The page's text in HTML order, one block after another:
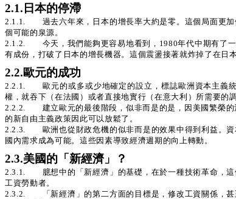
2.1.日本的停滯
2.1.1. 過去六年來，日本的增長率大約是零。這個局面更加
個可能的泉源。
2.1.2. 今天，我們能夠更容易地看到，1980年代中期有了一
有成份，打破了日本的增長機器。這個震盪接著就炸掉了在日
2.2.歐元的成功
2.2.1. 歐元的或多或少地確定的設立，標誌歐洲資本主義統
權，就吞下（在法國）或者直接地實行（在意大利）所需要的
2.2.2. 建立歐元的最後階段，似非而是的是，因美國繁榮的
的新自由主義政策因此可以放鬆了。
2.2.3. 歐洲也從財政危機的似非而是的效果中得到利益。資
國內需求成為可能。這些因素導致經濟週期的向上轉動。
2.3.美國的「新經濟」？
2.3.1. 臆想中的「新經濟」的基礎，在於一種技術革命，這
工資勞動者。
2.3.2. 「新經濟」的第二方面的目標是，修改工資關係，甚